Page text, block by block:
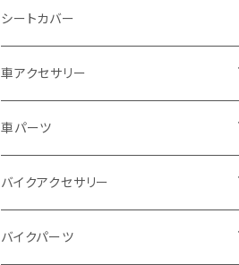
BMW
ドゥカティ - Ducati
トライアンフ
アプリリア - APRILIA
ハーレーダビッドソン - Harley-Davidso
n
ホンダ
スズキ
マツダ
ミツビシ
ダイハツ
日産
ホンダ
スズキ
マツダ
ミツビシ
シートカバー
車アクセサリー
トヨタ
日産
ホンダ
車パーツ
ボンネット
ルーフ
バイクアクセサリー
ホンダ
バイクパーツ